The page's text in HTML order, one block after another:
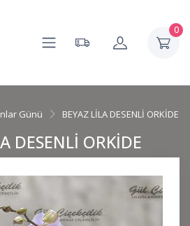
0
Günü BEYAZ LİLA DESENLİ ORKİDE
DESENLİ ORKİDE